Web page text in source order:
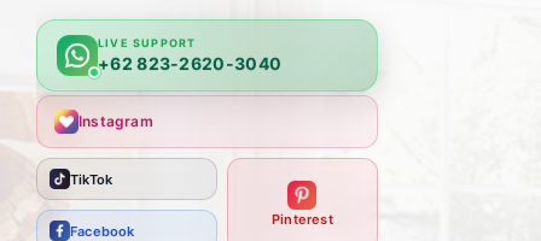
LIVE SUPPORT
+62 823-2620-3040
Instagram
TikTok
Facebook
Pinterest